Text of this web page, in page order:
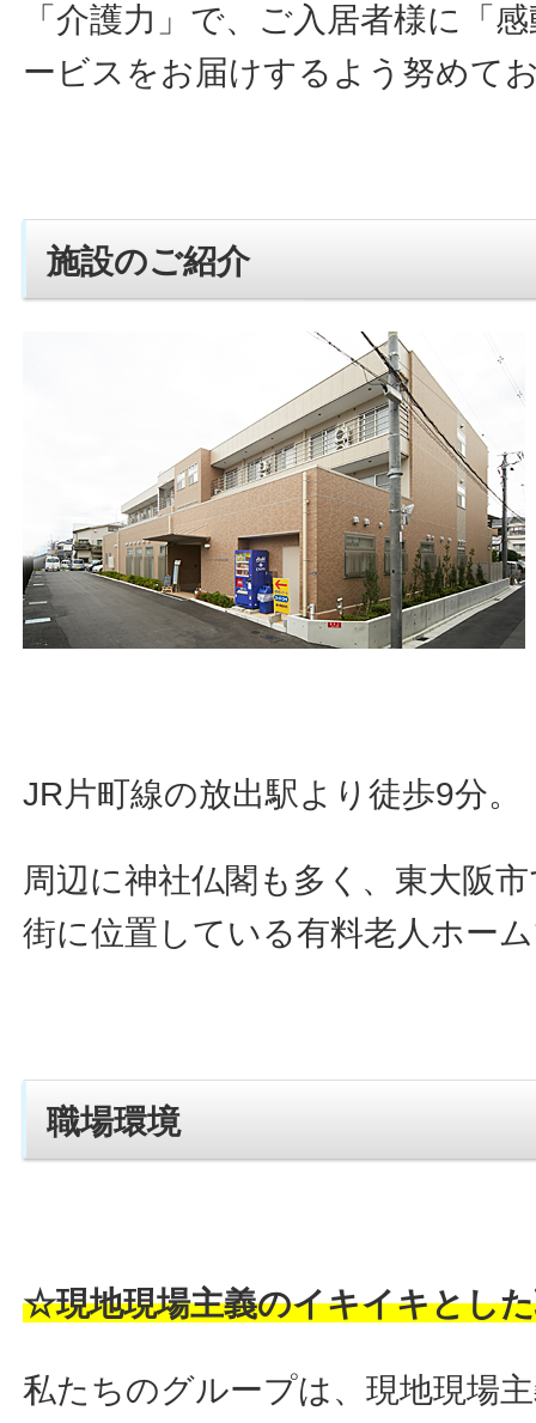
「介護力」で、ご入居者様に「
ービスをお届けするよう努めて
施設のご紹介
JR片町線の放出駅より徒歩9分。
周辺に神社仏閣も多く、東大阪
街に位置している有料老人ホー
職場環境
☆現地現場主義のイキイキとし
私たちのグループは、現地現場